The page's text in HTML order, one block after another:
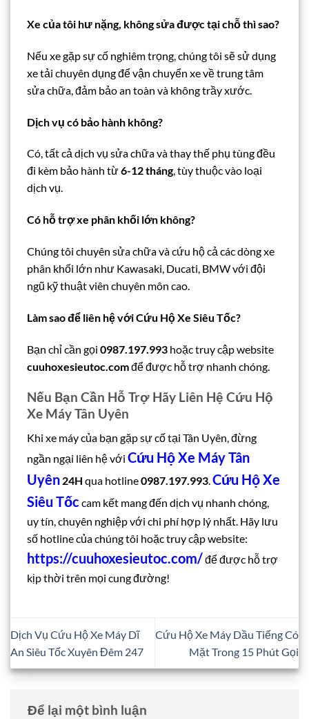
Xe của tôi hư nặng, không sửa được tại chỗ thì sao?
Nếu xe gặp sự cố nghiêm trọng, chúng tôi sẽ sử dụng
xe tải chuyên dụng để vận chuyển xe về trung tâm
sửa chữa, đảm bảo an toàn và không trầy xước.
Dịch vụ có bảo hành không?
Có, tất cả dịch vụ sửa chữa và thay thế phụ tùng đều
đi kèm bảo hành từ6-12 tháng, tùy thuộc vào loại
dịch vụ.
Có hỗ trợ xe phân khối lớn không?
Chúng tôi chuyên sửa chữa và cứu hộ cả các dòng xe
phân khối lớn như Kawasaki, Ducati, BMW với đội
ngũ kỹ thuật viên chuyên môn cao.
Làm sao để liên hệ với Cứu Hộ Xe Siêu Tốc?
Bạn chỉ cần gọi 0987.197.993 hoặc truy cập website
cuuhoxesieutoc.comđể được hỗ trợ nhanh chóng.
Nếu Bạn Cần Hỗ Trợ Hãy Liên Hệ Cứu Hộ
Xe Máy Tân Uyên
Khi xe máy của bạn gặp sự cố tại Tân Uyên, đừng
ngần ngại liên hệ với Cứu Hộ Xe Máy Tân
Uyên 24H qua hotline0987.197.993.Cứu Hộ Xe
Siêu Tốc cam kết mang đến dịch vụ nhanh chóng,
uy tín, chuyên nghiệp với chi phí hợp lý nhất. Hãy lưu
số hotline của chúng tôi hoặc truy cập website:
https://cuuhoxesieutoc.com/để được hỗ trợ
kịp thời trên mọi cung đường!
Dịch Vụ Cứu Hộ Xe Máy Dĩ
An Siêu Tốc Xuyên Đêm 247
Cứu Hộ Xe Máy Dầu Tiếng Có
Mặt Trong 15 Phút Gọi
Để lại một bình luận